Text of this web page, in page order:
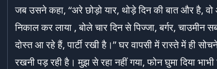
जब उसने कहा, “अरे छोड़ो यार, थोड़े दिन की बात और है,
निकाल कर लाया , बोले चार दिन से पिज्जा, बर्गर,
दोस्त आ रहे हैं, पार्टी रखी है।” घर वापसी में रास्ते में ही
रखनी पड़ रही है। मुझ से रहा नहीं गया, फोन घुमा दिया